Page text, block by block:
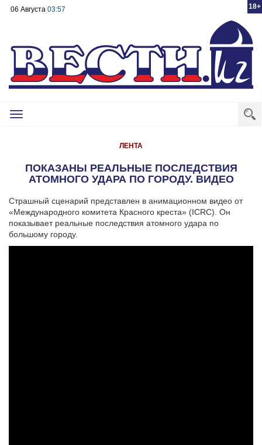
18+
06 Августа 03:57
Toggle
ЛЕНТА
ПОКАЗАНЫ РЕАЛЬНЫЕ ПОСЛЕДСТВИЯ
АТОМНОГО УДАРА ПО ГОРОДУ. ВИДЕО
Страшный сценарий представлен в анимационном видео от
«Международного комитета Красного креста» (ICRC). Он
показывает реальные последствия атомного удара по
большому городу.